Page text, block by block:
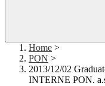
Home >
PON >
2013/12/02
INTERNE PON.